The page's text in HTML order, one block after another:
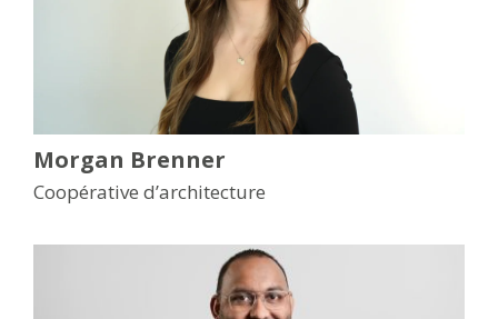
Morgan Brenner
Coopérative d’architecture